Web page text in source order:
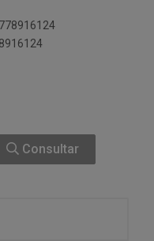
Consultar